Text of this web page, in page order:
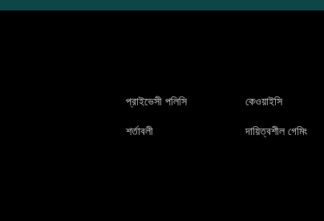
প্রাইভেসী পলিসি কেওয়াইসি
শর্তাবলী দায়িত্বশীল গেমিং